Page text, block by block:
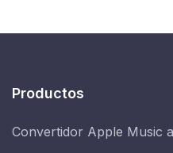
Productos
Convertidor Apple Music